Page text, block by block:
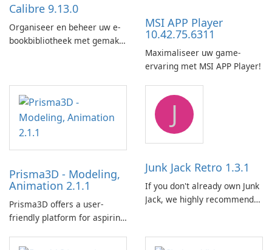
Calibre 9.13.0
Organiseer en beheer uw e-
bookbibliotheek met gemak
MSI APP Player
10.42.75.6311
Maximaliseer uw game-
ervaring met MSI APP Player!
Prisma3D - Modeling,
Animation 2.1.1
Prisma3D offers a user-
friendly platform for aspiring
imagination to life. With a
J
Junk Jack Retro 1.3.1
If you don't already own Junk
Jack, we highly recommend
This game is where it all